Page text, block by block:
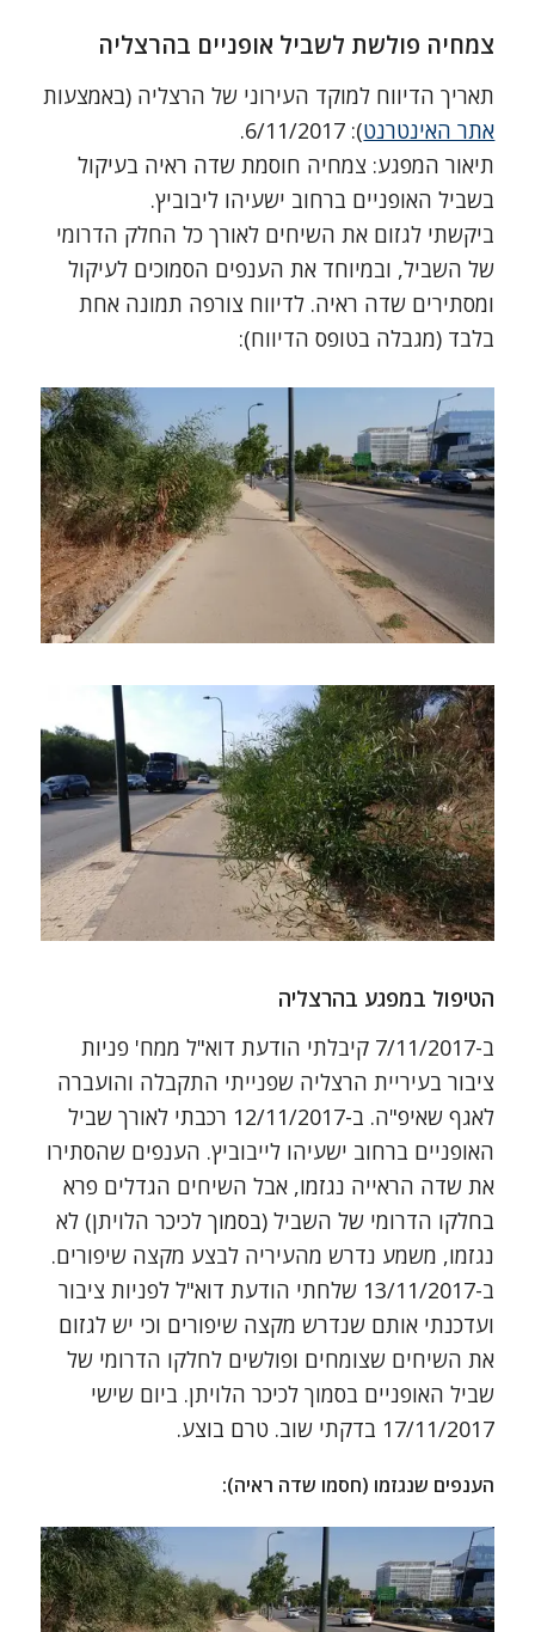
צמחיה פולשת לשביל אופניים בהרצליה
תאריך הדיווח למוקד העירוני של הרצליה (באמצעות
אתר האינטרנט): 6/11/2017.
תיאור המפגע: צמחיה חוסמת שדה ראיה בעיקול
בשביל האופניים ברחוב ישעיהו ליבוביץ.
ביקשתי לגזום את השיחים לאורך כל החלק הדרומי
של השביל, ובמיוחד את הענפים הסמוכים לעיקול
ומסתירים שדה ראיה. לדיווח צורפה תמונה אחת
בלבד (מגבלה בטופס הדיווח):
הטיפול במפגע בהרצליה
ב-7/11/2017 קיבלתי הודעת דוא"ל ממח' פניות
ציבור בעיריית הרצליה שפנייתי התקבלה והועברה
לאגף שאיפ"ה. ב-12/11/2017 רכבתי לאורך שביל
האופניים ברחוב ישעיהו לייבוביץ. הענפים שהסתירו
את שדה הראייה נגזמו, אבל השיחים הגדלים פרא
בחלקו הדרומי של השביל (בסמוך לכיכר הלויתן) לא
נגזמו, משמע נדרש מהעיריה לבצע מקצה שיפורים.
ב-13/11/2017 שלחתי הודעת דוא"ל לפניות ציבור
ועדכנתי אותם שנדרש מקצה שיפורים וכי יש לגזום
את השיחים שצומחים ופולשים לחלקו הדרומי של
שביל האופניים בסמוך לכיכר הלויתן. ביום שישי
17/11/2017 בדקתי שוב. טרם בוצע.
הענפים שנגזמו (חסמו שדה ראיה):